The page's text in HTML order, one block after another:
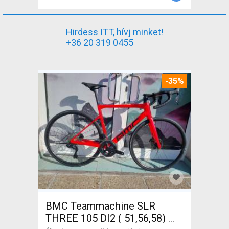
Hirdess ITT, hívj minket!
+36 20 319 0455
-35%
BMC Teammachine SLR
THREE 105 DI2 ( 51,56,58)